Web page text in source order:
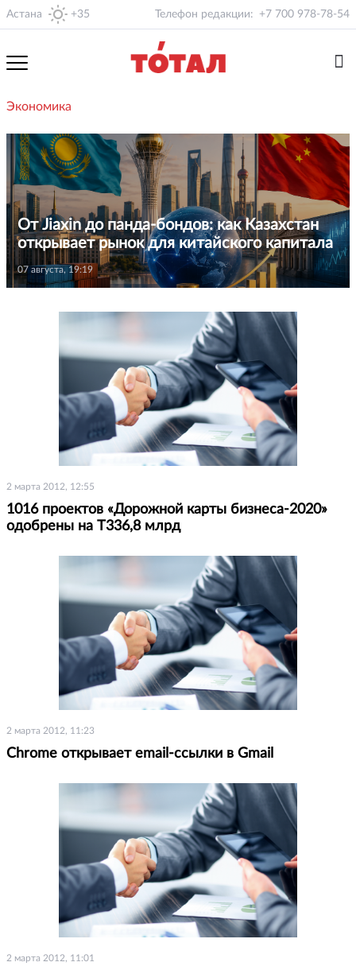
Астана +35 Телефон редакции: +7 700 978-78-54
Экономика
От Jiaxin до панда-бондов: как Казахстан
открывает рынок для китайского капитала
07 августа, 19:19
2 марта 2012, 12:55
1016 проектов «Дорожной карты бизнеса-2020»
одобрены на Т336,8 млрд
2 марта 2012, 11:23
Chrome открывает email-ссылки в Gmail
2 марта 2012, 11:01